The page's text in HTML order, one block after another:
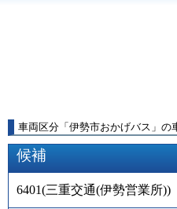
車両区分 「 伊勢市おかげバス 」 の
候補
6401(三重交通(伊勢営業所))